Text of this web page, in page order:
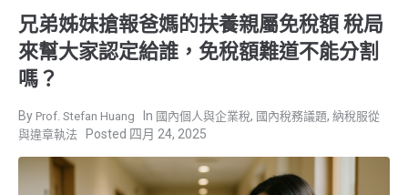
兄弟姊妹搶報爸媽的扶養親屬免稅額 稅局
來幫大家認定給誰，免稅額難道不能分割
嗎？
Prof. Stefan Huang 國內個人與企業稅, 國內稅務議題, 納稅服從
與違章執法
四月 24, 2025